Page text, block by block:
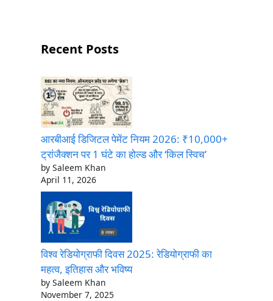
Recent Posts
आरबीआई डिजिटल पेमेंट नियम 2026: ₹10,000+
ट्रांजैक्शन पर 1 घंटे का होल्ड और ‘किल स्विच’
by Saleem Khan
April 11, 2026
विश्व रेडियोग्राफी दिवस 2025: रेडियोग्राफी का
महत्व, इतिहास और भविष्य
by Saleem Khan
November 7, 2025